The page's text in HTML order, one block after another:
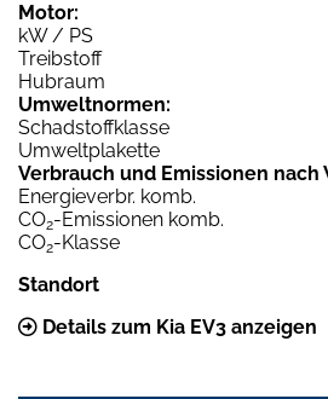
Motor:
kW / PS
Treibstoff
Hubraum
Umweltnormen:
Schadstoffklasse
Umweltplakette
Verbrauch und Emissionen nach
Energieverbr. komb.
CO2-Emissionen komb.
CO2-Klasse
Standort
Details zum Kia EV3 anzeigen